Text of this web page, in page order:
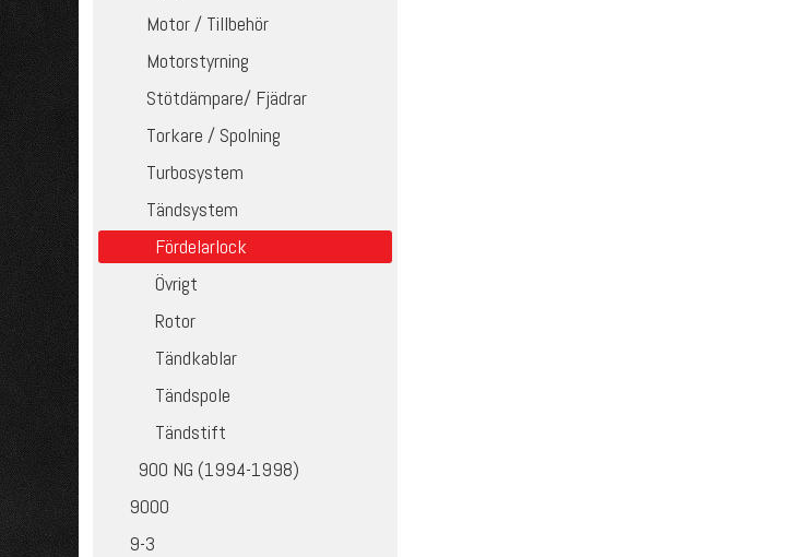
Motor / Tillbehör
Motorstyrning
Stötdämpare/ Fjädrar
Torkare / Spolning
Turbosystem
Tändsystem
Fördelarlock
Övrigt
Rotor
Tändkablar
Tändspole
Tändstift
900 NG (1994-1998)
9000
9-3